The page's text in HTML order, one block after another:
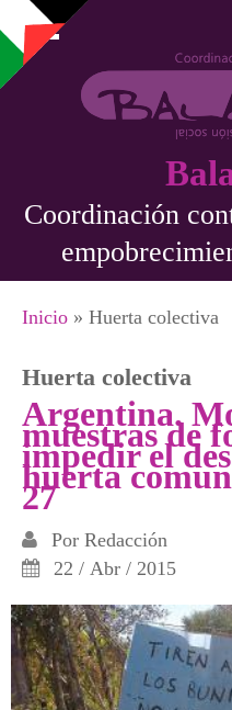
Pasar al contenido principal
Coordinación
Se encuentra
Inicio » Huerta colectiva
Huerta colectiva
Argentina.
muestras de
impedir el
huerta
27
Por Redacción
22 / Abr / 2015